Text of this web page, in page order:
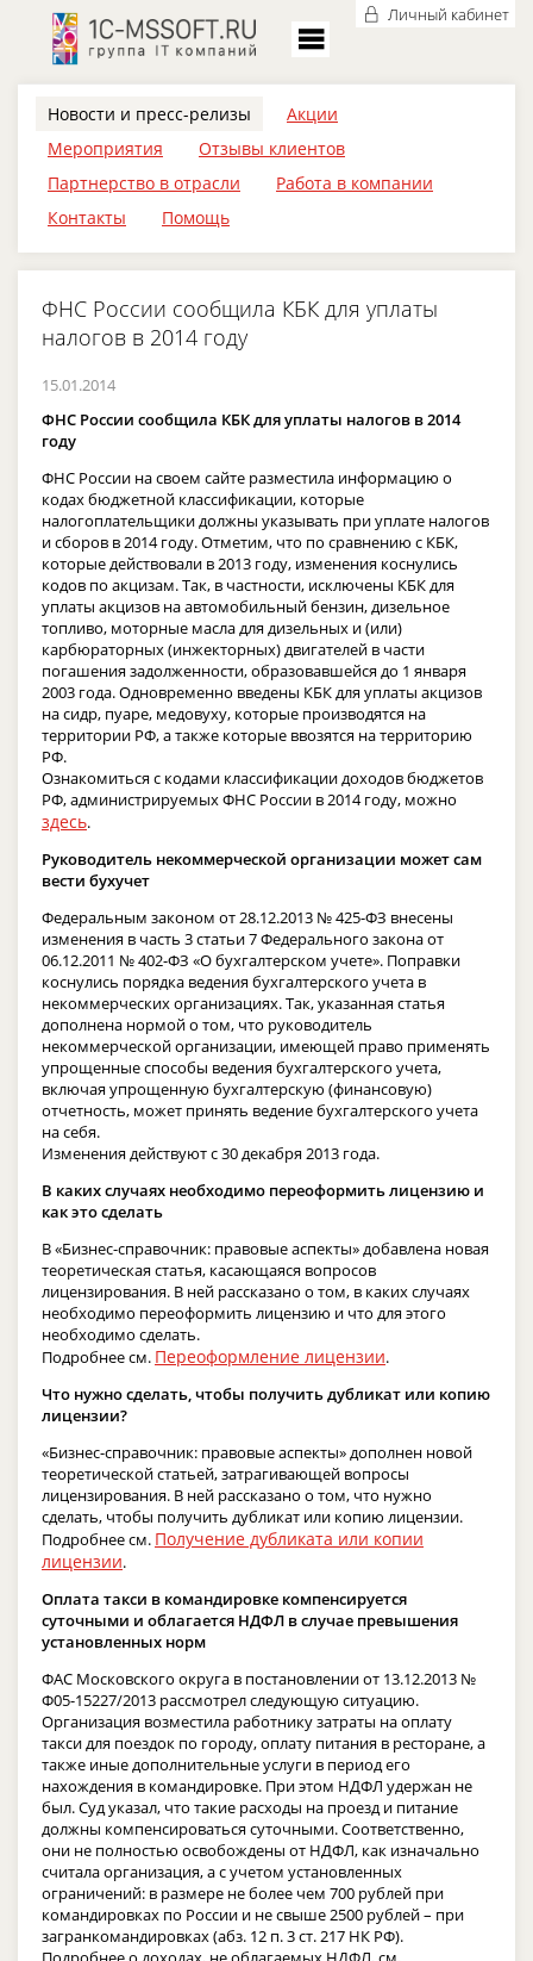
Личный кабинет
Новости и пресс-релизы
Акции
Мероприятия
Отзывы клиентов
Партнерство в отрасли
Работа в компании
Контакты
Помощь
ФНС России сообщила КБК для уплаты
налогов в 2014 году
15.01.2014
ФНС России сообщила КБК для уплаты налогов в 2014
году
ФНС России на своем сайте разместила информацию о
кодах бюджетной классификации, которые
налогоплательщики должны указывать при уплате налогов
и сборов в 2014 году. Отметим, что по сравнению с КБК,
которые действовали в 2013 году, изменения коснулись
кодов по акцизам. Так, в частности, исключены КБК для
уплаты акцизов на автомобильный бензин, дизельное
топливо, моторные масла для дизельных и (или)
карбюраторных (инжекторных) двигателей в части
погашения задолженности, образовавшейся до 1 января
2003 года. Одновременно введены КБК для уплаты акцизов
на сидр, пуаре, медовуху, которые производятся на
территории РФ, а также которые ввозятся на территорию
РФ.
Ознакомиться с кодами классификации доходов бюджетов
РФ, администрируемых ФНС России в 2014 году, можно
здесь.
Руководитель некоммерческой организации может сам
вести бухучет
Федеральным законом от 28.12.2013 № 425-ФЗ внесены
изменения в часть 3 статьи 7 Федерального закона от
06.12.2011 № 402-ФЗ «О бухгалтерском учете». Поправки
коснулись порядка ведения бухгалтерского учета в
некоммерческих организациях. Так, указанная статья
дополнена нормой о том, что руководитель
некоммерческой организации, имеющей право применять
упрощенные способы ведения бухгалтерского учета,
включая упрощенную бухгалтерскую (финансовую)
отчетность, может принять ведение бухгалтерского учета
на себя.
Изменения действуют с 30 декабря 2013 года.
В каких случаях необходимо переоформить лицензию и
как это сделать
В «Бизнес-справочник: правовые аспекты» добавлена новая
теоретическая статья, касающаяся вопросов
лицензирования. В ней рассказано о том, в каких случаях
необходимо переоформить лицензию и что для этого
необходимо сделать.
Подробнее см. Переоформление лицензии.
Что нужно сделать, чтобы получить дубликат или копию
лицензии?
«Бизнес-справочник: правовые аспекты» дополнен новой
теоретической статьей, затрагивающей вопросы
лицензирования. В ней рассказано о том, что нужно
сделать, чтобы получить дубликат или копию лицензии.
Подробнее см. Получение дубликата или копии
лицензии.
Оплата такси в командировке компенсируется
суточными и облагается НДФЛ в случае превышения
установленных норм
ФАС Московского округа в постановлении от 13.12.2013 №
Ф05-15227/2013 рассмотрел следующую ситуацию.
Организация возместила работнику затраты на оплату
такси для поездок по городу, оплату питания в ресторане, а
также иные дополнительные услуги в период его
нахождения в командировке. При этом НДФЛ удержан не
был. Суд указал, что такие расходы на проезд и питание
должны компенсироваться суточными. Соответственно,
они не полностью освобождены от НДФЛ, как изначально
считала организация, а с учетом установленных
ограничений: в размере не более чем 700 рублей при
командировках по России и не свыше 2500 рублей – при
загранкомандировках (абз. 12 п. 3 ст. 217 НК РФ).